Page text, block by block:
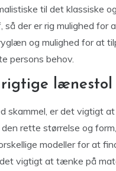
til det klassiske
der er rig mulighed for
og mulighed for at
persons behov.
lænestol
skammel, er det vigtigt
rette størrelse og
modeller for at
vigtigt at tænke på